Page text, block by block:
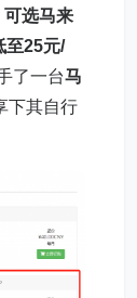
选马来
至25元/
了一台马
下其自行